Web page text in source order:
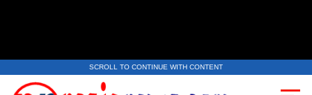
SCROLL TO CONTINUE WITH CONTENT